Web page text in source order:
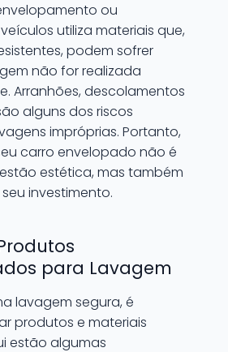
ou
utiliza materiais que,
podem sofrer
não for realizada
Arranhões, descolamentos
alguns dos riscos
impróprias. Portanto,
carro envelopado não é
estética, mas também
investimento.
para Lavagem
lavagem segura, é
produtos e materiais
estão algumas